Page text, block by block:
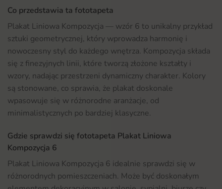
Co przedstawia ta fototapeta
Plakat Liniowa Kompozycja — wzór 6 to unikalny przykład
sztuki geometrycznej, który wprowadza harmonię i
nowoczesny styl do każdego wnętrza. Kompozycja składa
się z finezyjnych linii, które tworzą złożone kształty i
wzory, nadając przestrzeni dynamiczny charakter. Kolory
są stonowane, co sprawia, że plakat doskonale
wpasowuje się w różnorodne aranżacje, od
minimalistycznych po bardziej klasyczne.
Gdzie sprawdzi się fototapeta Plakat Liniowa
Kompozycja 6
Plakat Liniowa Kompozycja 6 idealnie sprawdzi się w
różnorodnych pomieszczeniach. Może być doskonałym